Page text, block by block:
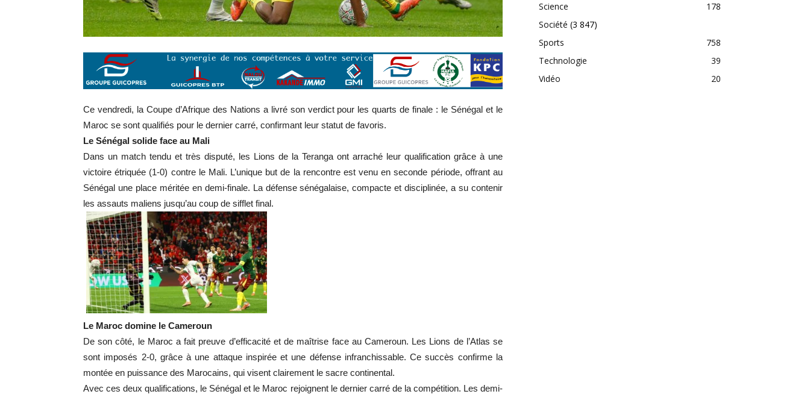
Ce vendredi, la Coupe d’Afrique des Nations a livré son verdict pour les quarts de finale : le Sénégal et le
Maroc se sont qualifiés pour le dernier carré, confirmant leur statut de favoris.
Le Sénégal solide face au Mali
Dans un match tendu et très disputé, les Lions de la Teranga ont arraché leur qualification grâce à une
victoire étriquée (1-0) contre le Mali. L’unique but de la rencontre est venu en seconde période, offrant au
Sénégal une place méritée en demi-finale. La défense sénégalaise, compacte et disciplinée, a su contenir
les assauts maliens jusqu’au coup de sifflet final.
Le Maroc domine le Cameroun
De son côté, le Maroc a fait preuve d’efficacité et de maîtrise face au Cameroun. Les Lions de l’Atlas se
sont imposés 2-0, grâce à une attaque inspirée et une défense infranchissable. Ce succès confirme la
montée en puissance des Marocains, qui visent clairement le sacre continental.
Avec ces deux qualifications, le Sénégal et le Maroc rejoignent le dernier carré de la compétition. Les demi-
Science
178
Société (3 847)
Sports
758
Technologie
39
Vidéo
20